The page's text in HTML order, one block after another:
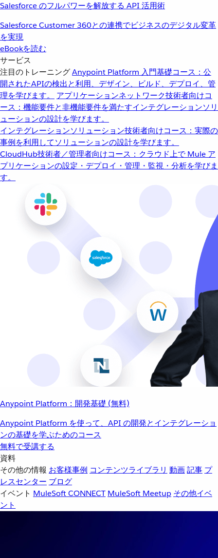
Salesforce のフルパワーを解放する API 活用術
Salesforce Customer 360との連携でビジネスのデジタル変革
を実現
eBookを読む
サービス
注目のトレーニングAnypoint Platform 入門基礎コース：公
開されたAPIの検出と利用、デザイン、ビルド、デプロイ、管
理を学びます。
アプリケーションネットワーク技術者向けコ
ース：機能要件と非機能要件を満たすインテグレーションソリ
ューションの設計を学びます。
インテグレーションソリューション技術者向けコース：実際の
事例を利用してソリューションの設計を学びます。
CloudHub技術者／管理者向けコース：クラウド上で Mule ア
プリケーションの設定・デプロイ・管理・監視・分析を学びま
す。
Anypoint Platform：開発基礎 (無料)
Anypoint Platform を使って、API の開発とインテグレーショ
ンの基礎を学ぶためのコース
無料で受講する
資料
その他の情報 お客様事例 コンテンツライブラリ 動画記事 プ
レスセンター ブログ
イベント MuleSoft CONNECT MuleSoft Meetup その他イベ
ント